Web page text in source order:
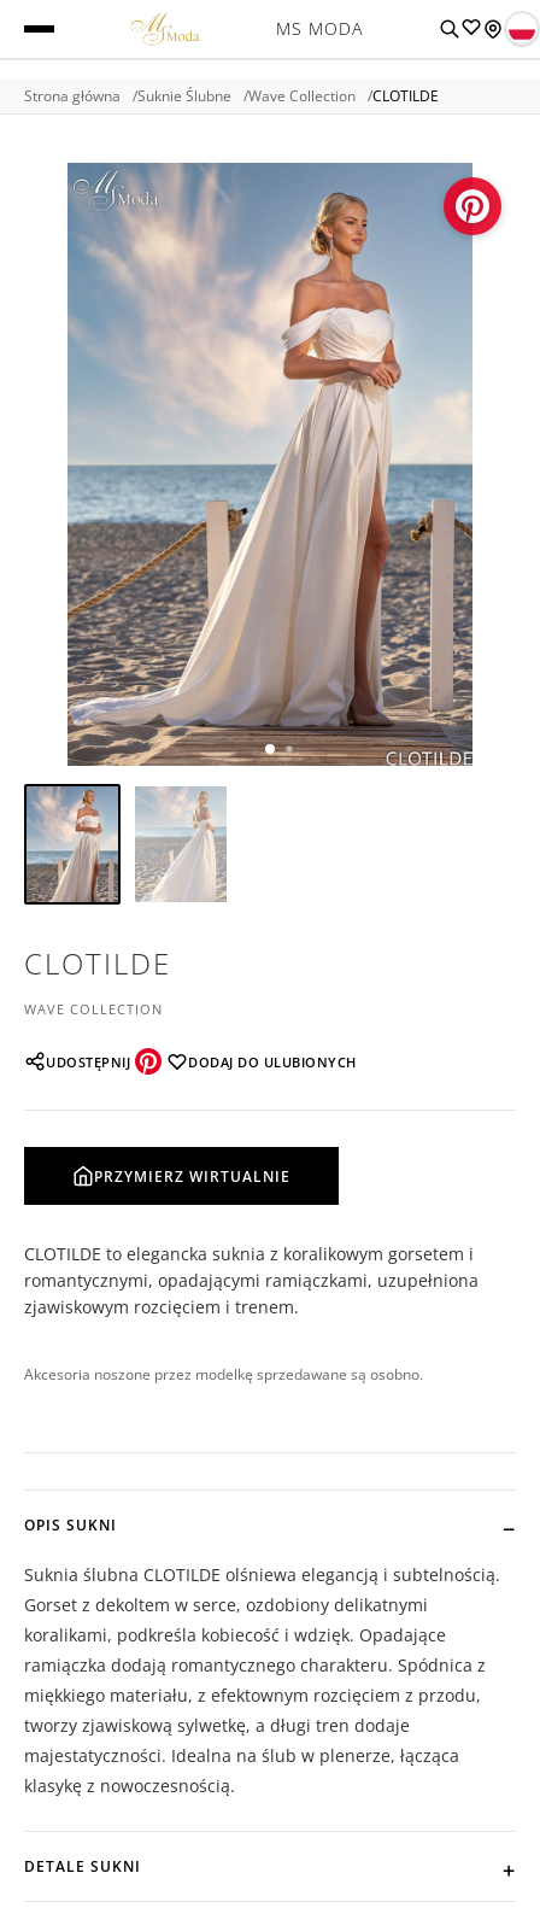
MS MODA
Strona główna Suknie Ślubne Wave Collection CLOTILDE
CLOTILDE
WAVE COLLECTION
UDOSTĘPNIJ DODAJ DO ULUBIONYCH
PRZYMIERZ WIRTUALNIE
CLOTILDE to elegancka suknia z koralikowym gorsetem i
romantycznymi, opadającymi ramiączkami, uzupełniona
zjawiskowym rozcięciem i trenem.
Akcesoria noszone przez modelkę sprzedawane są osobno.
OPIS SUKNI
Suknia ślubna CLOTILDE olśniewa elegancją i subtelnością.
Gorset z dekoltem w serce, ozdobiony delikatnymi
koralikami, podkreśla kobiecość i wdzięk. Opadające
ramiączka dodają romantycznego charakteru. Spódnica z
miękkiego materiału, z efektownym rozcięciem z przodu,
tworzy zjawiskową sylwetkę, a długi tren dodaje
majestatyczności. Idealna na ślub w plenerze, łącząca
klasykę z nowoczesnością.
DETALE SUKNI